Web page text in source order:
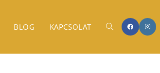
BLOG KAPCSOLAT